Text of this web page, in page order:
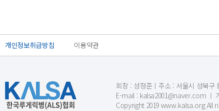
개인정보취급방침 이용약관
회장 : 성정준ㅣ주소 : 서울시 성북구
E-mail : kalsa2001@naver.com ㅣ
Copyright 2019 www.kalsa.org All